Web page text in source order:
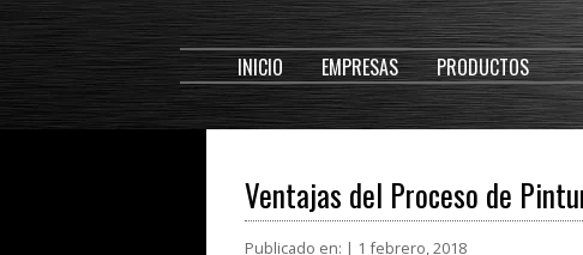
INICIO EMPRESAS PRODUCTOS
Ventajas del Proceso de
Publicado en: | 1 febrero, 2018